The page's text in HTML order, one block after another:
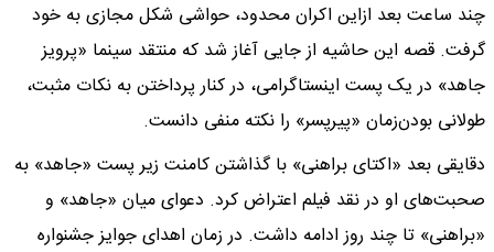
چند ساعت بعد ازاین اکران محدود، حواشی شکل مجازی به خود
گرفت. قصه این حاشیه از جایی آغاز شد که منتقد سینما «پرویز
جاهد» در یک پست اینستاگرامی، در کنار پرداختن به نکات مثبت،
طولانی ‌بودن‌زمان «پیرپسر» را نکته منفی دانست.
دقایقی بعد «اکتای براهنی» با گذاشتن کامنت زیر پست «جاهد» به
صحبت‌های او در نقد فیلم اعتراض کرد. دعوای میان «جاهد» و
«براهنی» تا چند روز ادامه داشت. در زمان اهدای جوایز جشنواره